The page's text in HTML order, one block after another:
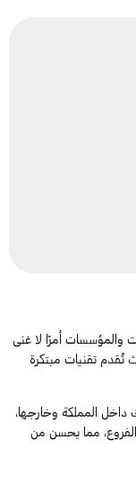
والمؤسسات أمرًا لا غنى
تُقدم تقنيات مبتكرة
المملكة وخارجها،
مما يحسن من